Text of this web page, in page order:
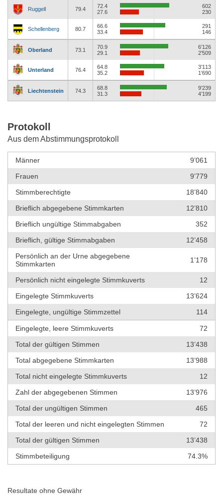
Ruggell 79.4
72.4
27.6
602
230
Schellenberg 80.7
66.6
33.4
291
146
Oberland 73.1
70.9
29.1
6’126
2’509
Unterland 76.4
64.8
35.2
3’113
1’690
Liechtenstein 74.3
68.8
31.3
9’239
4’199
Protokoll
Aus dem Abstimmungsprotokoll
Männer
9’061
Frauen
9’779
Stimmberechtigte
18’840
Brieflich abgegebene Stimmkarten
12’810
Brieflich ungültige Stimmabgaben
352
Brieflich, gültige Stimmabgaben
12’458
Persönlich an der Urne abgegebene
Stimmkarten
1’178
Persönlich nicht eingelegte Stimmkuverts
12
Eingelegte Stimmkuverts
13’624
Eingelegte, ungültige Stimmzettel
114
Eingelegte, leere Stimmkuverts
72
Total der gültigen Stimmen
13’438
Total abgegebene Stimmkarten
13’988
Total nicht eingelegte Stimmkuverts
12
Zahl der abgegebenen Stimmen
13’976
Total der ungültigen Stimmen
465
Total der leeren und nicht eingelegten Stimmen
72
Total der gültigen Stimmen
13’438
Stimmbeteiligung
74.3%
Resultate ohne Gewähr